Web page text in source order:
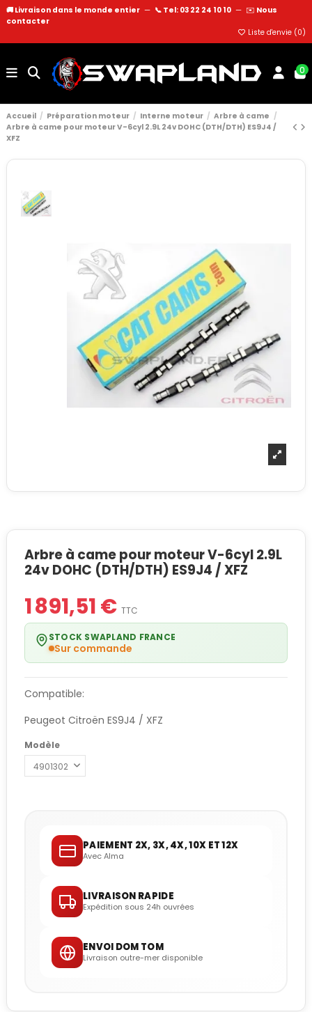
🚚 Livraison dans le monde entier — 📞 Tel: 03 22 24 10 10 — ✉️ Nous
contacter
Liste d'envie (0)
0
Accueil Préparation moteur Interne moteur
Arbre à came
Arbre à came pour moteur V-6cyl 2.9L 24v DOHC (DTH/DTH) ES9J4 /
XFZ
Arbre à came pour moteur V-6cyl 2.9L
24v DOHC (DTH/DTH) ES9J4 / XFZ
1 891,51 € TTC
STOCK SWAPLAND FRANCE
Sur commande
Compatible:
Peugeot Citroën ES9J4 / XFZ
Modèle
PAIEMENT 2X, 3X, 4X, 10X ET 12X
Avec Alma
LIVRAISON RAPIDE
Expédition sous 24h ouvrées
ENVOI DOM TOM
Livraison outre-mer disponible